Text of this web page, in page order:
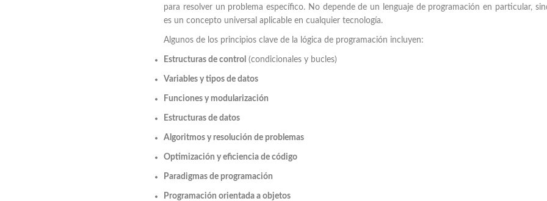
para resolver un problema específico. No depende de un lenguaje de programación en particular,
es un concepto universal aplicable en cualquier tecnología.
Algunos de los principios clave de la lógica de programación incluyen:
Estructuras de control (condicionales y bucles)
Variables y tipos de datos
Funciones y modularización
Estructuras de datos
Algoritmos y resolución de problemas
Optimización y eficiencia de código
Paradigmas de programación
Programación orientada a objetos